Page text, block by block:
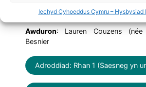
Iechyd Cyhoeddus Cymru –
lles Cymru.
Awduron: Lauren Couzens (née
Besnier
Adroddiad: Rhan 1 (Saesneg yn